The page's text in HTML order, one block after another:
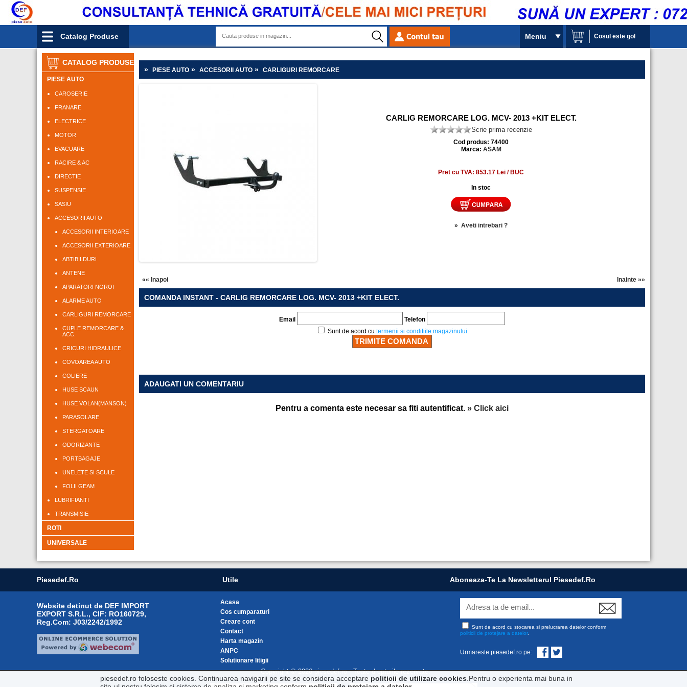
Catalog Produse Meniu Cosul este gol
CATALOG PRODUSE
PIESE AUTO
CAROSERIE
FRANARE
ELECTRICE
MOTOR
EVACUARE
RACIRE & AC
DIRECTIE
SUSPENSIE
SASIU
ACCESORII AUTO
ACCESORII INTERIOARE
ACCESORII EXTERIOARE
ABTIBILDURI
ANTENE
APARATORI NOROI
ALARME AUTO
CARLIGURI REMORCARE
CUPLE REMORCARE &
ACC.
CRICURI HIDRAULICE
COVOAREA AUTO
COLIERE
HUSE SCAUN
HUSE VOLAN(MANSON)
PARASOLARE
STERGATOARE
ODORIZANTE
PORTBAGAJE
UNELETE SI SCULE
FOLII GEAM
LUBRIFIANTI
TRANSMISIE
ROTI
UNIVERSALE
» PIESE AUTO » ACCESORII AUTO » CARLIGURI REMORCARE
CARLIG REMORCARE LOG. MCV- 2013 +KIT ELECT.
Scrie prima recenzie
Cod produs: 74400
Marca: ASAM
Pret cu TVA: 853.17 Lei / BUC
In stoc
» Aveti intrebari ?
«« Inapoi Inainte »»
COMANDA INSTANT - CARLIG REMORCARE LOG. MCV- 2013 +KIT ELECT.
Email
Telefon
Sunt de acord cu termenii si conditiile magazinului.
ADAUGATI UN COMENTARIU
Pentru a comenta este necesar sa fiti autentificat. » Click aici
Piesedef.ro Utile Aboneaza-Te La Newsletterul Piesedef.ro
Website detinut de DEF IMPORT
EXPORT S.R.L., CIF: RO160729,
Reg.Com: J03/2242/1992
Acasa
Cos cumparaturi
Creare cont
Contact
Harta magazin
ANPC
Solutionare litigii
Sunt de acord cu stocarea si prelucrarea datelor conform
politicii de protejare a datelor.
Urmareste piesedef.ro pe:
Copyright © 2026 piesedef.ro - Toate drepturile rezervate.
piesedef.ro foloseste cookies. Continuarea navigarii pe site se considera acceptare politicii de utilizare cookies .Pentru o experienta mai buna in